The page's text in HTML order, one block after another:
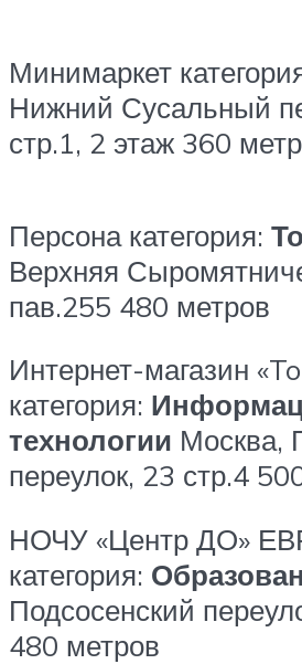
Минимаркет
Нижний Сусальный
стр.1, 2 этаж 360
Персона категория:
Верхняя
пав.255 480 метров
Интернет-магазин
категория:
технологии Москва,
переулок, 23 стр.4
НОЧУ «Центр ДО»
категория:
Подсосенский
480 метров